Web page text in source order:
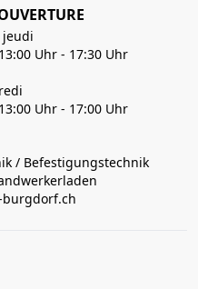
jeudi
Uhr - 17:30 Uhr
Uhr - 17:00 Uhr
/ Befestigungstechnik
burgdorf.ch